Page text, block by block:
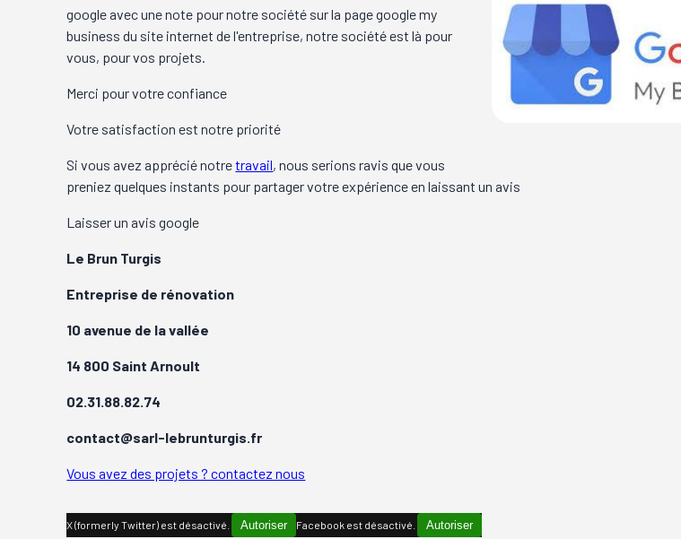
google avec une note pour notre société sur la page google my
business du site internet de l'entreprise, notre société est là pour
vous, pour vos projets.
Merci pour votre confiance
Votre satisfaction est notre priorité
Si vous avez apprécié notretravail, nous serions ravis que vous
preniez quelques instants pour partager votre expérience en laissant un avis
Laisser un avis google
Le Brun Turgis
Entreprise de rénovation
10 avenue de la vallée
14 800 Saint Arnoult
02.31.88.82.74
contact@sarl-lebrunturgis.fr
Vous avez des projets ? contactez nous
X (formerly Twitter) est désactivé. Autoriser Facebook est désactivé. Autoriser